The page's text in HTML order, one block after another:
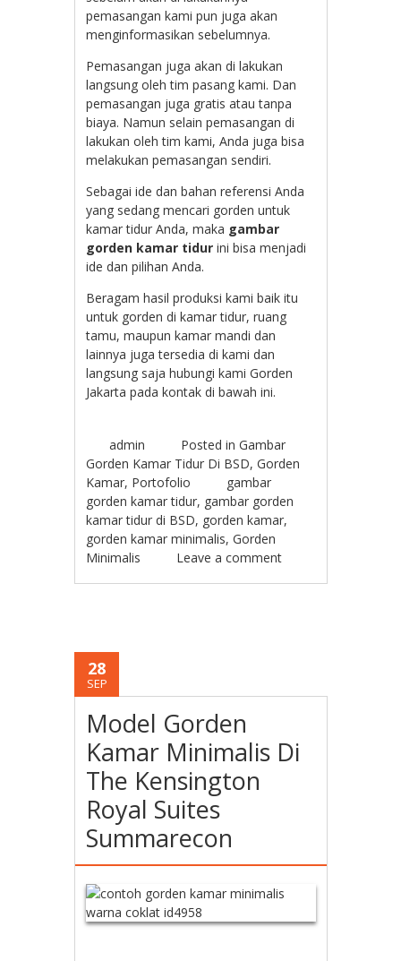
pemasangan kami pun juga akan
menginformasikan sebelumnya.
Pemasangan juga akan di lakukan
langsung oleh tim pasang kami. Dan
pemasangan juga gratis atau tanpa
biaya. Namun selain pemasangan di
lakukan oleh tim kami, Anda juga bisa
melakukan pemasangan sendiri.
Sebagai ide dan bahan referensi Anda
yang sedang mencari gorden untuk
kamar tidur Anda, maka gambar
gorden kamar tidur ini bisa menjadi
ide dan pilihan Anda.
Beragam hasil produksi kami baik itu
untuk gorden di kamar tidur, ruang
tamu, maupun kamar mandi dan
lainnya juga tersedia di kami dan
langsung saja hubungi kami Gorden
Jakarta pada kontak di bawah ini.
admin Posted inGambar
Gorden Kamar Tidur Di BSD,Gorden
Kamar, Portofolio
gambar
gorden kamar tidur, gambar gorden
kamar tidur di BSD, gorden kamar,
gorden kamar minimalis,Gorden
Minimalis
Leave a comment
28
SEP
Model Gorden
Kamar Minimalis Di
The Kensington
Royal Suites
Summarecon